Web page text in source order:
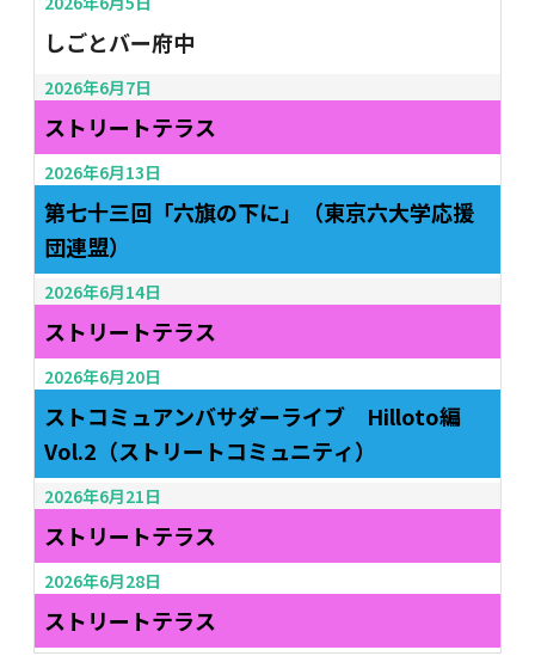
しごとバー府中
2026年6月7日
ストリートテラス
2026年6月13日
第七十三回「六旗の下に」（東京六大学応援
団連盟）
2026年6月14日
ストリートテラス
2026年6月20日
ストコミュアンバサダーライブ Hilloto編
Vol.2（ストリートコミュニティ）
2026年6月21日
ストリートテラス
2026年6月28日
ストリートテラス